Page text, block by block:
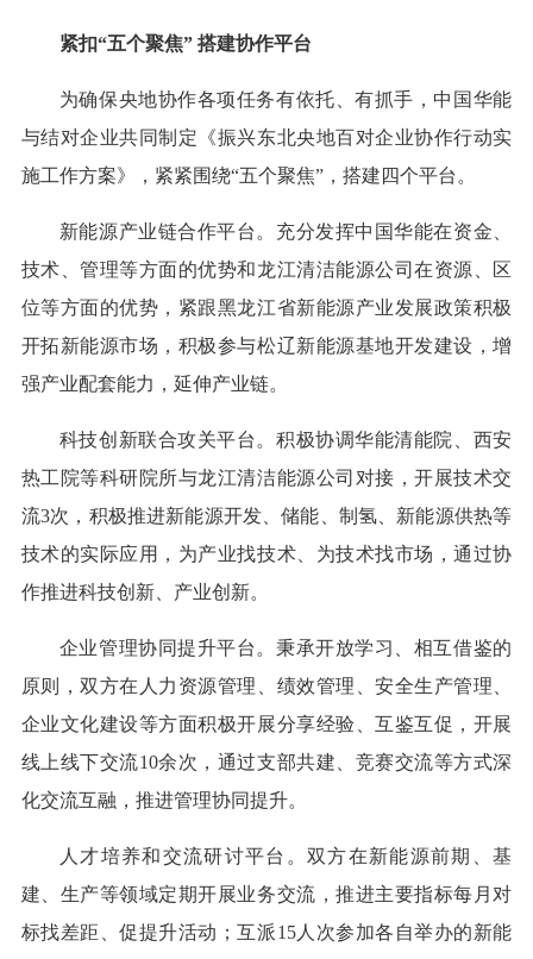
紧扣“五个聚焦” 搭建协作平台
为确保央地协作各项任务有依托、有抓手，中国华能
与结对企业共同制定《振兴东北央地百对企业协作行动实
施工作方案》，紧紧围绕“五个聚焦”，搭建四个平台。
新能源产业链合作平台。充分发挥中国华能在资金、
技术、管理等方面的优势和龙江清洁能源公司在资源、区
位等方面的优势，紧跟黑龙江省新能源产业发展政策积极
开拓新能源市场，积极参与松辽新能源基地开发建设，增
强产业配套能力，延伸产业链。
科技创新联合攻关平台。积极协调华能清能院、西安
热工院等科研院所与龙江清洁能源公司对接，开展技术交
流3次，积极推进新能源开发、储能、制氢、新能源供热等
技术的实际应用，为产业找技术、为技术找市场，通过协
作推进科技创新、产业创新。
企业管理协同提升平台。秉承开放学习、相互借鉴的
原则，双方在人力资源管理、绩效管理、安全生产管理、
企业文化建设等方面积极开展分享经验、互鉴互促，开展
线上线下交流10余次，通过支部共建、竞赛交流等方式深
化交流互融，推进管理协同提升。
人才培养和交流研讨平台。双方在新能源前期、基
建、生产等领域定期开展业务交流，推进主要指标每月对
标找差距、促提升活动；互派15人次参加各自举办的新能